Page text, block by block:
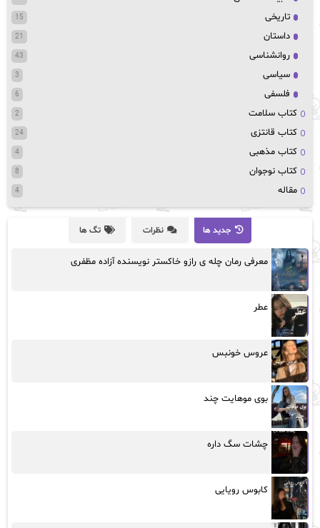
تاریخی 15
داستان 21
روانشناسی 43
سیاسی 3
فلسفی 6
کتاب سلامت 2
کتاب قانتزی 24
کتاب مذهبی 4
کتاب نوجوان 8
مقاله 4
جدید ها نظرات تگ ها
معرفی رمان چله ی رازو خاکستر نویسنده آزاده مظفری
عطر
عروس خونبس
بوی موهایت چند
چشات سگ داره
کابوس رویایی